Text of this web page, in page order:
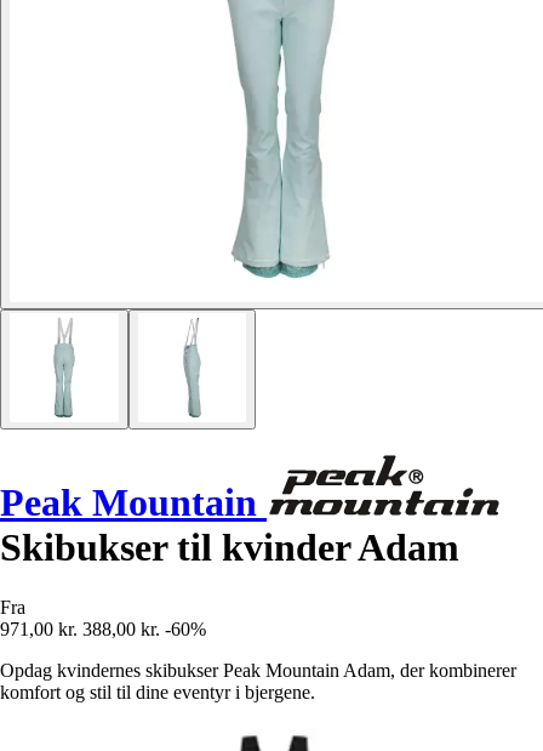
Peak Mountain
Skibukser til kvinder Adam
Fra
971,00 kr. 388,00 kr. -60%
Opdag kvindernes skibukser Peak Mountain Adam, der kombinerer
komfort og stil til dine eventyr i bjergene.